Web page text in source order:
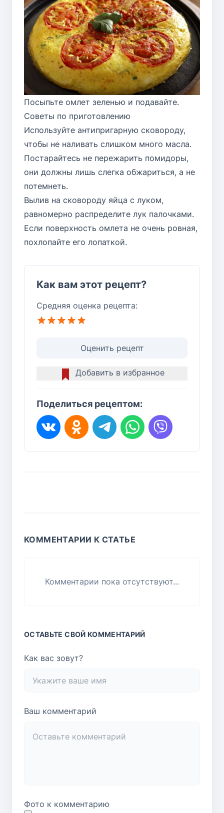
Посыпьте омлет зеленью и подавайте.
Советы по приготовлению
Используйте антипригарную сковороду,
чтобы не наливать слишком много масла.
Постарайтесь не пережарить помидоры,
они должны лишь слегка обжариться, а не
потемнеть.
Вылив на сковороду яйца с луком,
равномерно распределите лук палочками.
Если поверхность омлета не очень ровная,
похлопайте его лопаткой.
Как вам этот рецепт?
Средняя оценка рецепта:
Оценить рецепт
Добавить в избранное
Поделиться рецептом:
КОММЕНТАРИИ К СТАТЬЕ
Комментарии пока отсутствуют...
ОСТАВЬТЕ СВОЙ КОММЕНТАРИЙ
Как вас зовут?
Ваш комментарий
Фото к комментарию